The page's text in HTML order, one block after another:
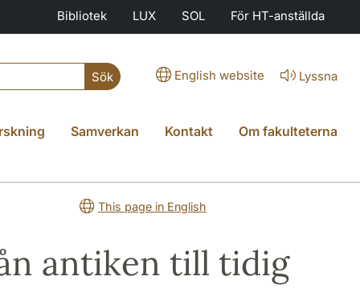
Bibliotek LUX SOL För HT-anställda
Sök English website Lyssna
Samverkan Kontakt Om fakulteterna
This page in English
antiken till tidig